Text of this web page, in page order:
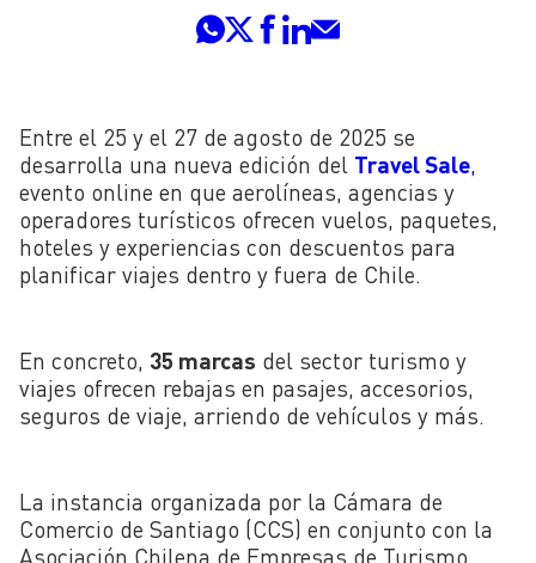
Entre el 25 y el 27 de agosto de 2025 se
desarrolla una nueva edición del Travel Sale
evento online en que aerolíneas, agencias y
operadores turísticos ofrecen vuelos, paquetes,
hoteles y experiencias con descuentos para
planificar viajes dentro y fuera de Chile.
En concreto, 35 marcas del sector turismo y
viajes ofrecen rebajas en pasajes, accesorios,
seguros de viaje, arriendo de vehículos y más.
La instancia organizada por la Cámara de
Comercio de Santiago (CCS) en conjunto con la
Asociación Chilena de Empresas de Turismo